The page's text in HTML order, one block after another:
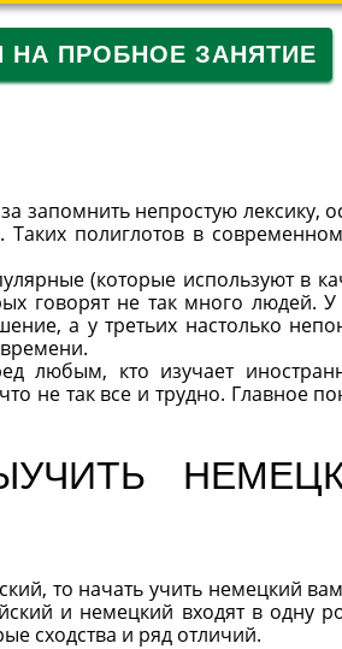
НА ПРОБНОЕ ЗАНЯТИЕ
запомнить непростую лексику,
Таких полиглотов в
(которые используют в
говорят не так много людей.
а у третьих настолько
любым, кто изучает
не так все и трудно. Главное
то начать учить немецкий
и немецкий входят в одну
сходства и ряд отличий.